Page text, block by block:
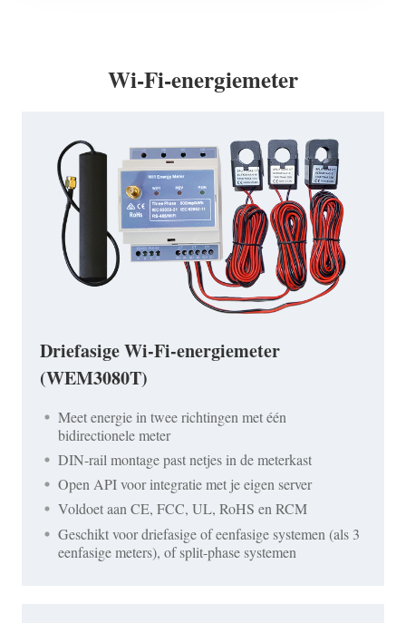
Wi-Fi-energiemeter
Driefasige Wi-Fi-energiemeter
(WEM3080T)
Meet energie in twee richtingen met één
bidirectionele meter
DIN-rail montage past netjes in de meterkast
Open API voor integratie met je eigen server
Voldoet aan CE, FCC, UL, RoHS en RCM
Geschikt voor driefasige of eenfasige systemen (als 3
eenfasige meters), of split-phase systemen